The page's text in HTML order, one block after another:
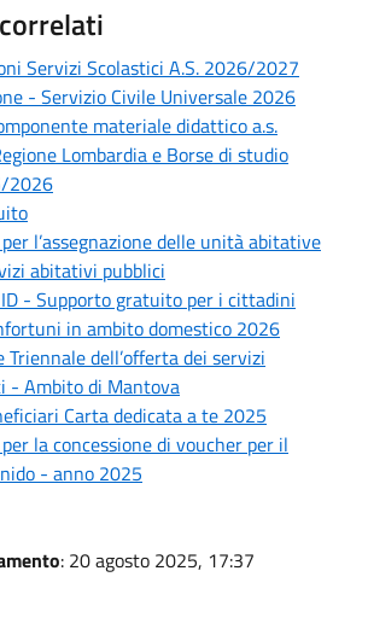
Servizi Scolastici A.S. 2026/2027
- Servizio Civile Universale 2026
materiale didattico a.s.
Lombardia e Borse di studio
2026
l’assegnazione delle unità abitative
abitativi pubblici
- Supporto gratuito per i cittadini
in ambito domestico 2026
Triennale dell’offerta dei servizi
- Ambito di Mantova
Carta dedicata a te 2025
la concessione di voucher per il
- anno 2025
: 20 agosto 2025, 17:37